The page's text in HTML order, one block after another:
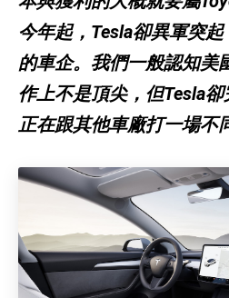
今年起，Tesla卻異軍突
的車企。我們一般認知美
作上不是頂尖，但Tesla
正在跟其他車廠打一場不